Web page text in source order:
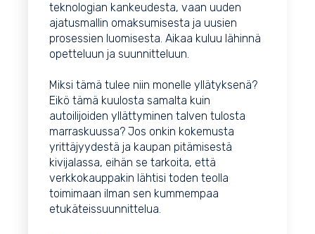
teknologian kankeudesta, vaan uuden
ajatusmallin omaksumisesta ja uusien
prosessien luomisesta. Aikaa kuluu lähinnä
opetteluun ja suunnitteluun.
Miksi tämä tulee niin monelle yllätyksenä?
Eikö tämä kuulosta samalta kuin
autoilijoiden yllättyminen talven tulosta
marraskuussa? Jos onkin kokemusta
yrittäjyydestä ja kaupan pitämisestä
kivijalassa, eihän se tarkoita, että
verkkokauppakin lähtisi toden teolla
toimimaan ilman sen kummempaa
etukäteissuunnittelua.